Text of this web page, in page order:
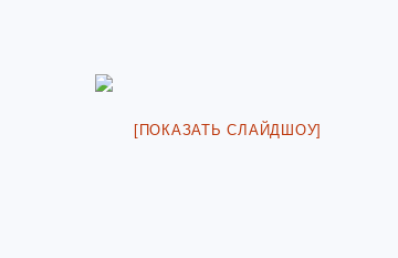
[ПОКАЗАТЬ СЛАЙДШОУ]